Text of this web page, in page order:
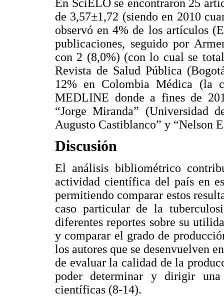
En SciELO se encontraron 25
de 3,57±1,72 (siendo en 2010
observó en 4% de los artículos
publicaciones, seguido por
con 2 (8,0%) (con lo cual se
Revista de Salud Pública
12% en Colombia Médica (la
MEDLINE donde a fines de
“Jorge Miranda” (Universidad
Augusto Castiblanco” y “Nelson
Discusión
El análisis bibliométrico
actividad científica del país en
permitiendo comparar estos
caso particular de la
diferentes reportes sobre su
y comparar el grado de
los autores que se desenvuelven
de evaluar la calidad de la
poder determinar y dirigir
científicas (8-14).